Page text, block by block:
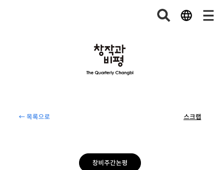
← 목록으로 스크랩
창비주간논평